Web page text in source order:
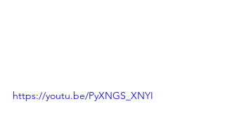
https://youtu.be/PyXNGS_XNYI